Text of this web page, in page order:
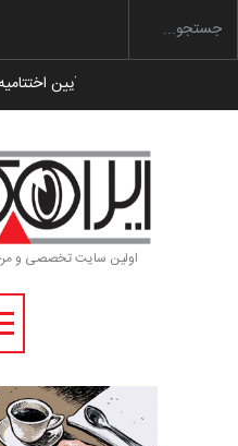
اولین سایت تخصصی و مرجع